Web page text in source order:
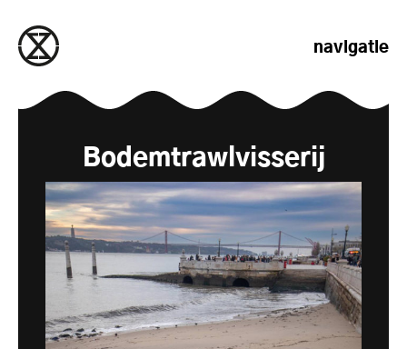
navigatie
Bodemtrawlvisserij